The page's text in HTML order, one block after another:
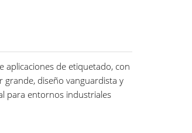
aplicaciones de etiquetado, con
grande, diseño vanguardista y
para entornos industriales